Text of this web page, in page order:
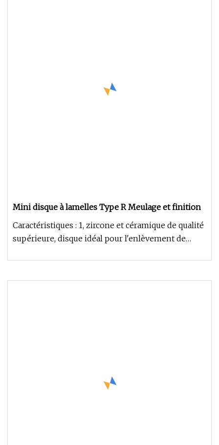
Mini disque à lamelles Type R Meulage et finition
Caractéristiques : 1, zircone et céramique de qualité
supérieure, disque idéal pour l'enlèvement de